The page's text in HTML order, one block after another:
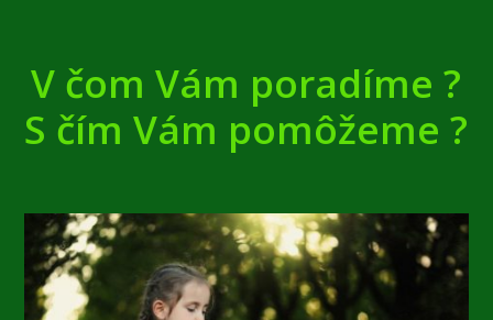
V čom Vám poradíme ?
S čím Vám pomôžeme ?